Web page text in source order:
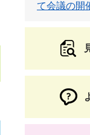
て会議の開